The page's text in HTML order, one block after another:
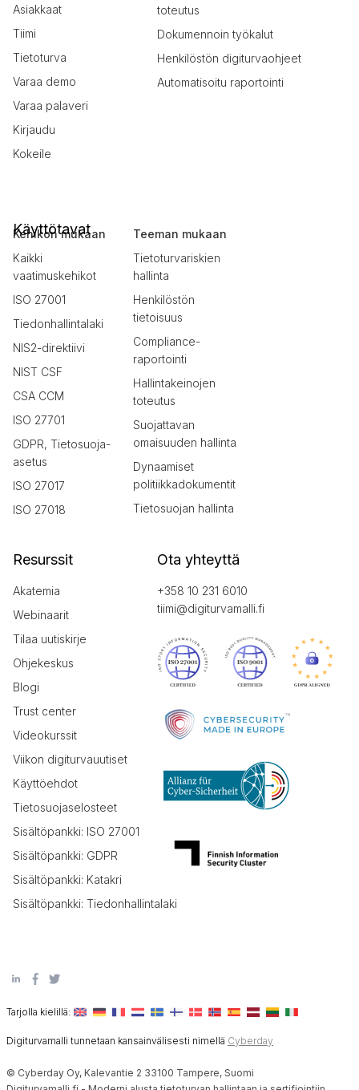
Asiakkaat
Tiimi
Tietoturva
Varaa demo
Varaa palaveri
Kirjaudu
Kokeile
toteutus
Dokumennoin työkalut
Henkilöstön digiturvaohjeet
Automatisoitu raportointi
Käyttötavat
Kehikon mukaan
Kaikki
vaatimuskehikot
ISO 27001
Tiedonhallintalaki
NIS2-direktiivi
NIST CSF
CSA CCM
ISO 27701
GDPR, Tietosuoja-
asetus
ISO 27017
ISO 27018
Teeman mukaan
Tietoturvariskien
hallinta
Henkilöstön
tietoisuus
Compliance-
raportointi
Hallintakeinojen
toteutus
Suojattavan
omaisuuden hallinta
Dynaamiset
politiikkadokumentit
Tietosuojan hallinta
Resurssit
Akatemia
Webinaarit
Tilaa uutiskirje
Ohjekeskus
Blogi
Trust center
Videokurssit
Viikon digiturvauutiset
Käyttöehdot
Tietosuojaselosteet
Sisältöpankki: ISO 27001
Sisältöpankki: GDPR
Sisältöpankki: Katakri
Sisältöpankki: Tiedonhallintalaki
Ota yhteyttä
+358 10 231 6010
tiimi@digiturvamalli.fi
Tarjolla kielillä:
Digiturvamalli tunnetaan kansainvälisesti nimellä Cyberday
© Cyberday Oy, Kalevantie 2 33100 Tampere, Suomi